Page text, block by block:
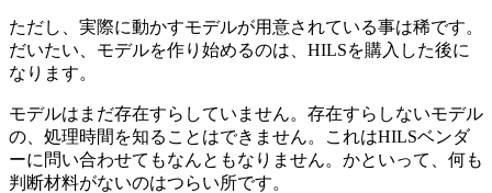
ただし、実際に動かすモデルが用意されている事は稀です。
だいたい、モデルを作り始めるのは、HILSを購入した後に
なります。
モデルはまだ存在すらしていません。存在すらしないモデル
の、処理時間を知ることはできません。これはHILSベンダ
ーに問い合わせてもなんともなりません。かといって、何も
判断材料がないのはつらい所です。